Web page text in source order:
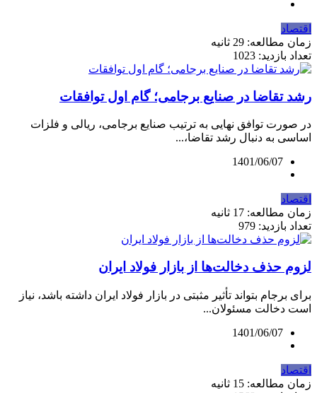
اقتصاد
زمان مطالعه: 29 ثانیه
تعداد بازدید: 1023
رشد تقاضا در صنایع برجامی؛ گام اول توافقات
در صورت توافق نهایی به ترتیب صنایع برجامی، ریالی و فلزات
اساسی به دنبال رشد تقاضا،...
1401/06/07
اقتصاد
زمان مطالعه: 17 ثانیه
تعداد بازدید: 979
لزوم حذف دخالت‌ها از بازار فولاد ایران
برای برجام بتواند تأثیر مثبتی در بازار فولاد ایران داشته باشد، نیاز
است دخالت مسئولان...
1401/06/07
اقتصاد
زمان مطالعه: 15 ثانیه